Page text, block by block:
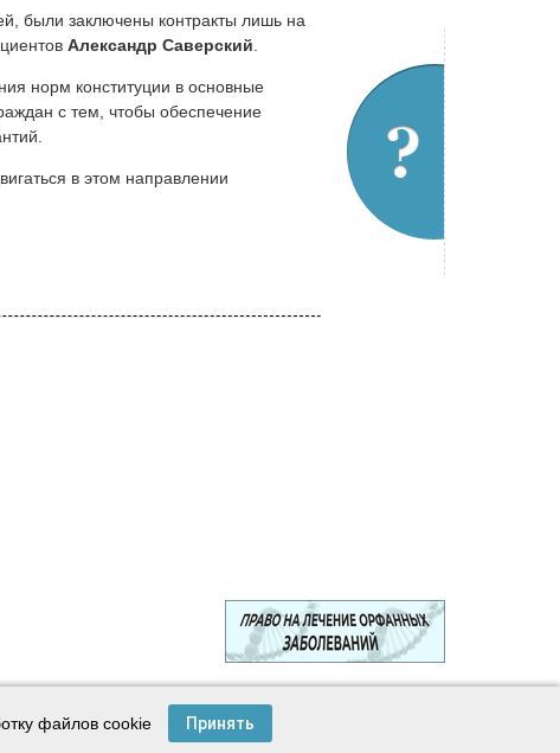
были заключены контракты лишь на
Александр Саверский.
норм конституции в основные
с тем, чтобы обеспечение
в этом направлении
© 2003—2024 Лига защитников пациентов
Создание сайта —
файлов cookie Принять